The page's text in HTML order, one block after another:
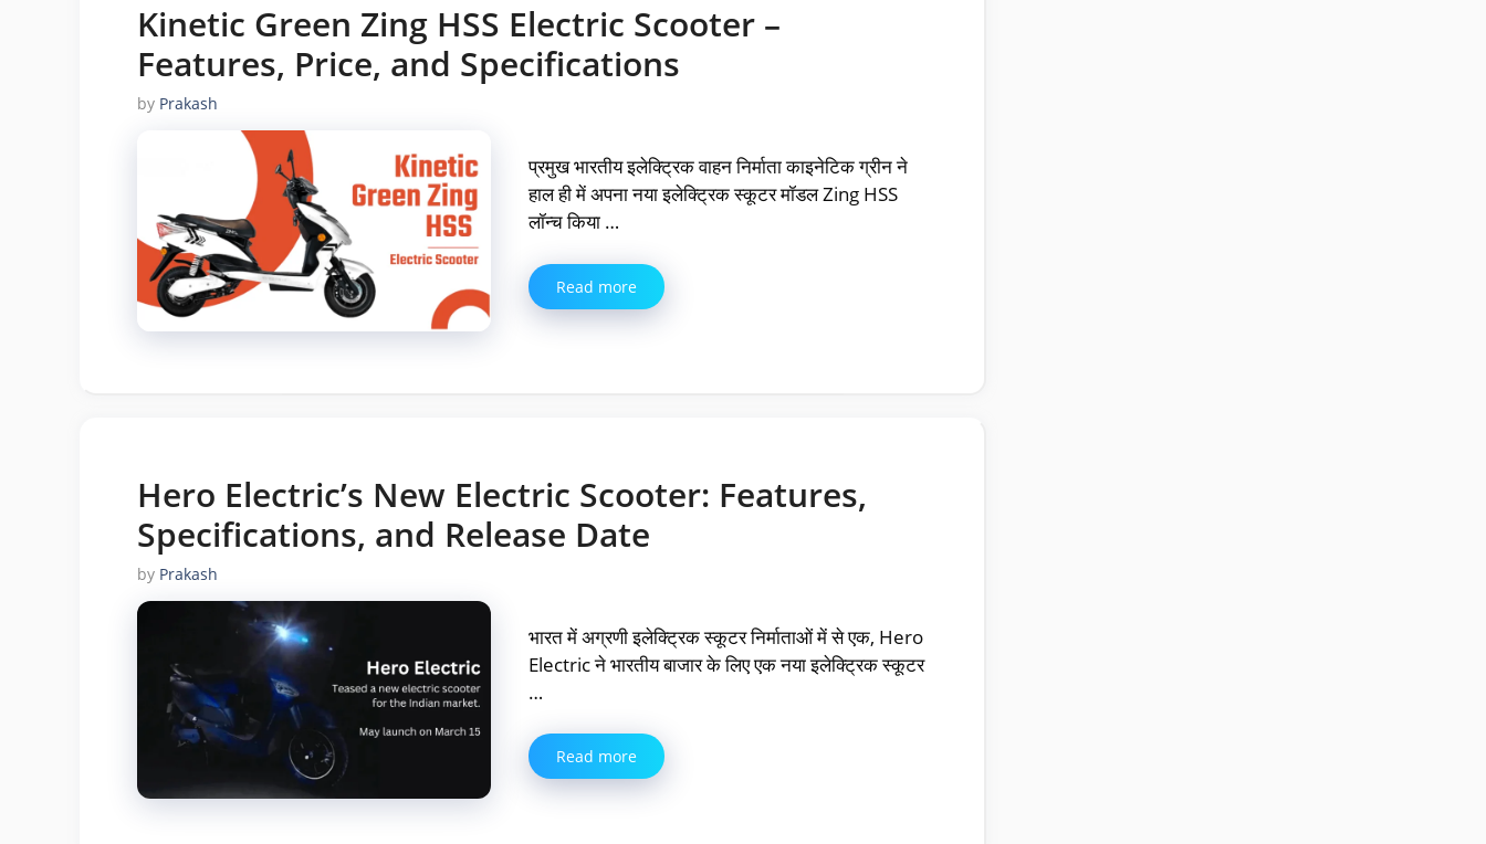
Kinetic Green Zing HSS Electric Scooter –
Features, Price, and Specifications
by Prakash
प्रमुख भारतीय इलेक्ट्रिक वाहन निर्माता काइनेटिक ग्रीन ने
हाल ही में अपना नया इलेक्ट्रिक स्कूटर मॉडल Zing HSS
लॉन्च किया …
Read more
Hero Electric’s New Electric Scooter: Features,
Specifications, and Release Date
by Prakash
भारत में अग्रणी इलेक्ट्रिक स्कूटर निर्माताओं में से एक, Hero
Electric ने भारतीय बाजार के लिए एक नया इलेक्ट्रिक स्कूटर
…
Read more